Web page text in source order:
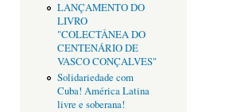
LANÇAMENTO DO
LIVRO
"COLECTÂNEA DO
CENTENÁRIO DE
VASCO CONÇALVES"
Solidariedade com
Cuba! América Latina
livre e soberana!